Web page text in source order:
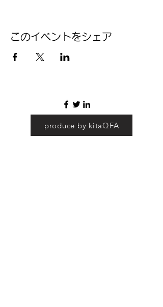
このイベントをシェア
produce by kitaQFA